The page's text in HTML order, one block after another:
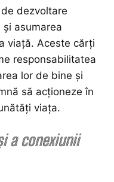
dezvoltare
asumarea
viață. Aceste cărți
responsabilitatea
lor de bine și
să acționeze în
viața.
a conexiunii